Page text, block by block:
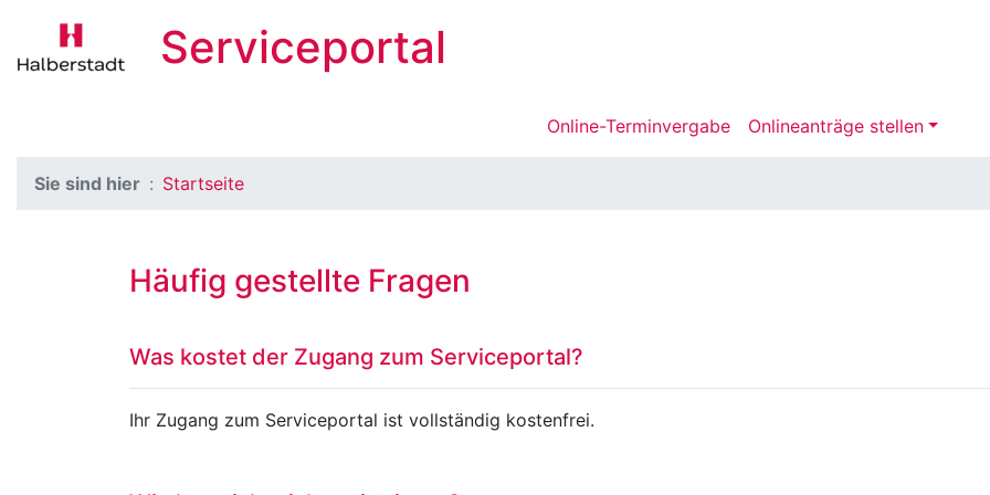
Serviceportal
Online-Terminvergabe Onlineanträge stellen
Sie sind hier Startseite
Häufig gestellte Fragen
Was kostet der Zugang zum Serviceportal?
Ihr Zugang zum Serviceportal ist vollständig kostenfrei.